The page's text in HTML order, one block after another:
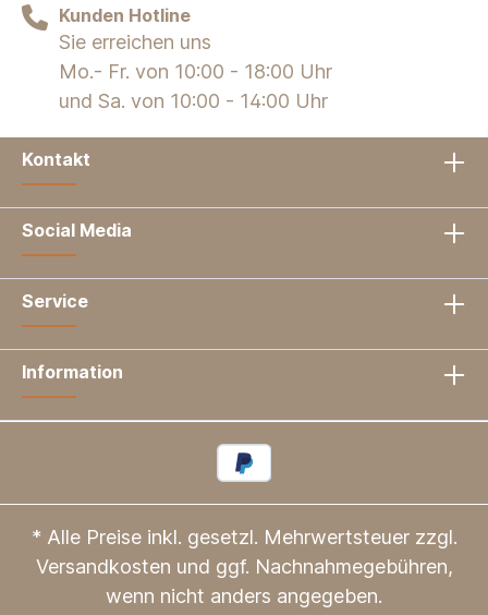
Kunden Hotline
Sie erreichen uns
Mo.- Fr. von 10:00 - 18:00 Uhr
und Sa. von 10:00 - 14:00 Uhr
Kontakt
Social Media
Service
Information
* Alle Preise inkl. gesetzl. Mehrwertsteuer zzgl.
Versandkosten und ggf. Nachnahmegebühren,
wenn nicht anders angegeben.